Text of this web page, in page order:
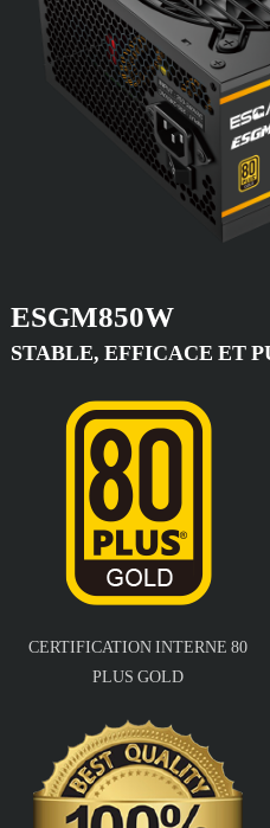
ESGM850W
STABLE, EFFICACE ET
CERTIFICATION INTERNE 80
PLUS GOLD